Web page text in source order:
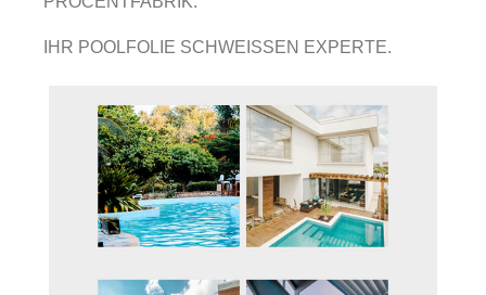
IHR POOLFOLIE SCHWEISSEN EXPERTE.